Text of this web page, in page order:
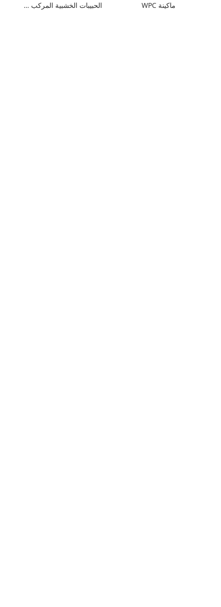
الحبيبات الخشبية المركب WPC Make Machine ماكينة WPC